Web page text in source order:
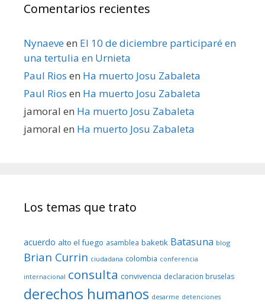
Comentarios recientes
Nynaeveen El 10 de diciembre participaré en
una tertulia en Urnieta
Paul Rios en Ha muerto Josu Zabaleta
Paul Rios en Ha muerto Josu Zabaleta
jamoral en Ha muerto Josu Zabaleta
jamoral en Ha muerto Josu Zabaleta
Los temas que trato
acuerdo alto el fuego asamblea baketik Batasuna blog
Brian Currin ciudadana colombia conferencia
internacional consulta convivencia declaracion bruselas
derechos humanos desarme detenciones